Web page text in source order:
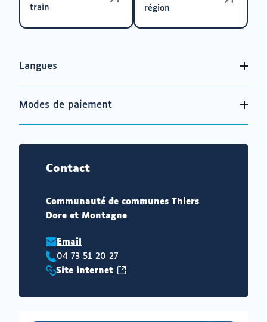
train région
Langues
Modes de paiement
Contact
Communauté de communes Thiers
Dore et Montagne
Email
Téléphone
04 73 51 20 27
Site
Site internet(ouvrir
un